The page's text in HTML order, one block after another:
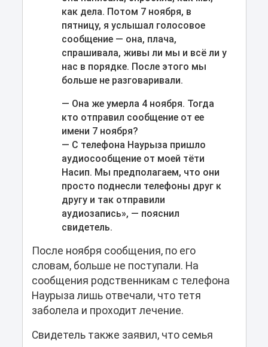
как дела. Потом 7 ноября, в
пятницу, я услышал голосовое
сообщение — она, плача,
спрашивала, живы ли мы и всё ли у
нас в порядке. После этого мы
больше не разговаривали.
— Она же умерла 4 ноября. Тогда
кто отправил сообщение от ее
имени 7 ноября?
— С телефона Наурыза пришло
аудиосообщение от моей тёти
Насип. Мы предполагаем, что они
просто поднесли телефоны друг к
другу и так отправили
аудиозапись», — пояснил
свидетель.
После ноября сообщения, по его
словам, больше не поступали. На
сообщения родственникам с телефона
Наурыза лишь отвечали, что тетя
заболела и проходит лечение.
Свидетель также заявил, что семья